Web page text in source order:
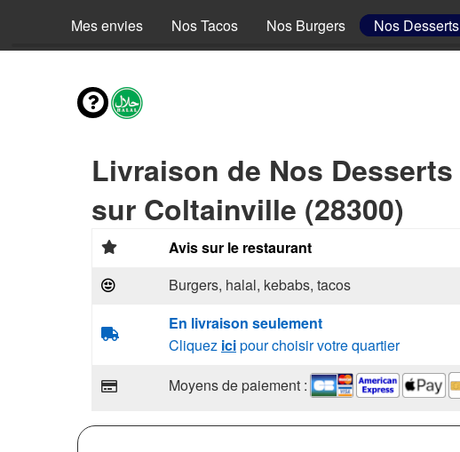
Mes envies Nos Tacos Nos Burgers Nos Desserts
Livraison de Nos Desserts
sur Coltainville (28300)
Avis sur le restaurant
Burgers, halal, kebabs, tacos
En livraison seulement
Cliquez icipour choisir votre quartier
Moyens de paiement :